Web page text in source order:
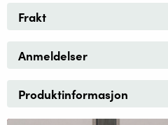
Frakt
Anmeldelser
Produktinformasjon